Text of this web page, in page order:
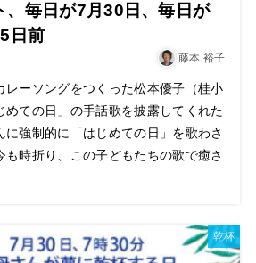
、毎日が7月30日、毎日が
日前
藤本 裕子
レーソングをつくった松本優子（桂小
めての日」の手話歌を披露してくれた
に強制的に「はじめての日」を歌わさ
時折り、この子どもたちの歌で癒さ
乾杯